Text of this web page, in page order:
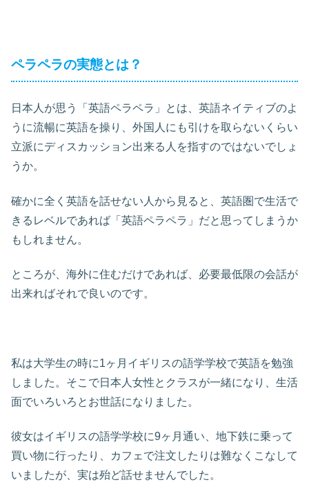
ペラペラの実態とは？
日本人が思う「英語ペラペラ」とは、英語ネイティブのよ
うに流暢に英語を操り、外国人にも引けを取らないくらい
立派にディスカッション出来る人を指すのではないでしょ
うか。
確かに全く英語を話せない人から見ると、英語圏で生活で
きるレベルであれば「英語ペラペラ」だと思ってしまうか
もしれません。
ところが、海外に住むだけであれば、必要最低限の会話が
出来ればそれで良いのです。
私は大学生の時に1ヶ月イギリスの語学学校で英語を勉強
しました。そこで日本人女性とクラスが一緒になり、生活
面でいろいろとお世話になりました。
彼女はイギリスの語学学校に9ヶ月通い、地下鉄に乗って
買い物に行ったり、カフェで注文したりは難なくこなして
いましたが、実は殆ど話せませんでした。